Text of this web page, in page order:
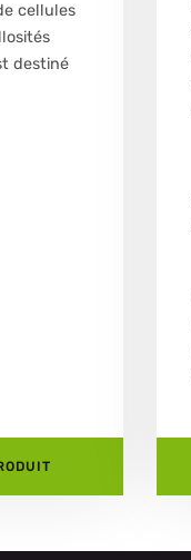
cellules
destiné